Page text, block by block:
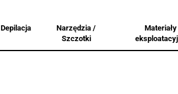
Depilacja
Narzędzia /
Szczotki
Materiały